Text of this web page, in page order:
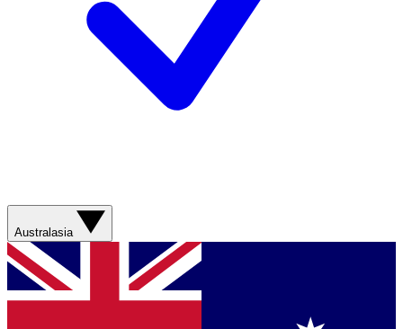
Australasia